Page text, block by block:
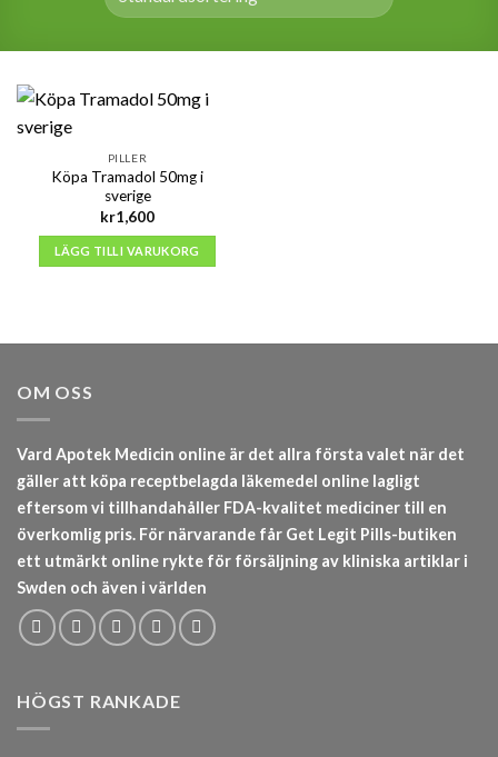
PILLER
Köpa Tramadol 50mg i
sverige
kr1,600
LÄGG TILL I VARUKORG
OM OSS
Vard Apotek Medicin online är det allra första valet när det
gäller att köpa receptbelagda läkemedel online lagligt
eftersom vi tillhandahåller FDA-kvalitet mediciner till en
överkomlig pris. För närvarande får Get Legit Pills-butiken
ett utmärkt online rykte för försäljning av kliniska artiklar i
Swden och även i världen
HÖGST RANKADE